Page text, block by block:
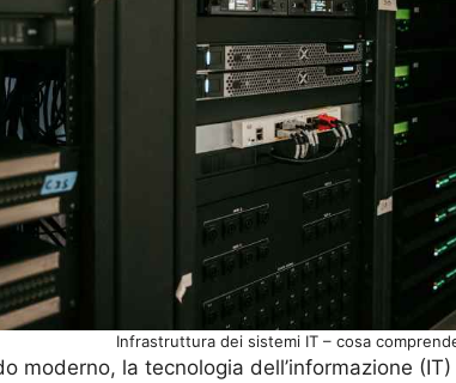
Infrastruttura dei sistemi IT – cosa
moderno, la tecnologia dell’informazione